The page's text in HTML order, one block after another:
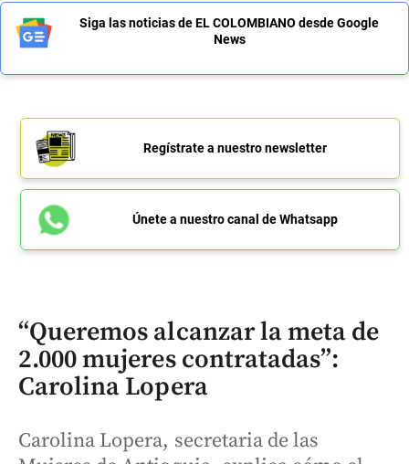
Siga las noticias de EL COLOMBIANO desde Google
News
Regístrate a nuestro newsletter
Únete a nuestro canal de Whatsapp
“Queremos alcanzar la meta de
2.000 mujeres contratadas”:
Carolina Lopera
Carolina Lopera, secretaria de las